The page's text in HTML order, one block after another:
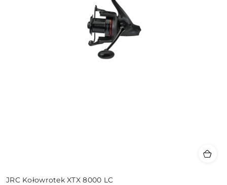
JRC Kołowrotek XTX 8000 LC